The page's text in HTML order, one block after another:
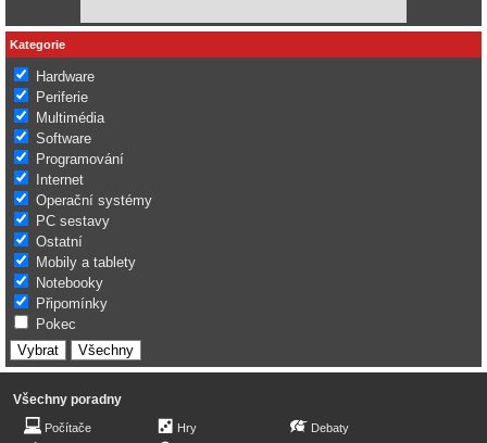
Kategorie
Hardware
Periferie
Multimédia
Software
Programování
Internet
Operační systémy
PC sestavy
Ostatní
Mobily a tablety
Notebooky
Připomínky
Pokec
Všechny poradny
Počítače Hry Debaty